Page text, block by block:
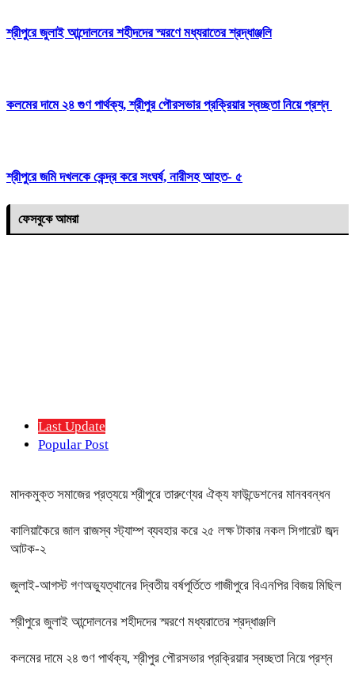
শ্রীপুরে জুলাই আন্দোলনের শহীদদের স্মরণে মধ্যরাতের শ্রদ্ধাঞ্জলি
কলমের দামে ২৪ গুণ পার্থক্য, শ্রীপুর পৌরসভার প্রক্রিয়ার স্বচ্ছতা নিয়ে প্রশ্ন
শ্রীপুরে জমি দখলকে কেন্দ্র করে সংঘর্ষ, নারীসহ আহত- ৫
ফেসবুকে আমরা
Last Update
Popular Post
মাদকমুক্ত সমাজের প্রত্যয়ে শ্রীপুরে তারুণ্যের ঐক্য ফাউন্ডেশনের মানববন্ধন
কালিয়াকৈরে জাল রাজস্ব স্ট্যাম্প ব্যবহার করে ২৫ লক্ষ টাকার নকল সিগারেট জব্দ
আটক-২
জুলাই-আগস্ট গণঅভ্যুত্থানের দ্বিতীয় বর্ষপূর্তিতে গাজীপুরে বিএনপির বিজয় মিছিল
শ্রীপুরে জুলাই আন্দোলনের শহীদদের স্মরণে মধ্যরাতের শ্রদ্ধাঞ্জলি
কলমের দামে ২৪ গুণ পার্থক্য, শ্রীপুর পৌরসভার প্রক্রিয়ার স্বচ্ছতা নিয়ে প্রশ্ন